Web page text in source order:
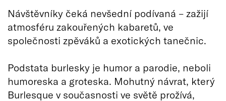
Návštěvníky čeká nevšední podívaná – zažijí
atmosféru zakouřených kabaretů, ve
společnosti zpěváků a exotických tanečnic.
Podstata burlesky je humor a parodie, neboli
humoreska a groteska. Mohutný návrat, který
Burlesque v současnosti ve světě prožívá,